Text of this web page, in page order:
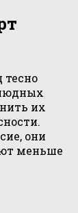
тесно
их
они
меньше